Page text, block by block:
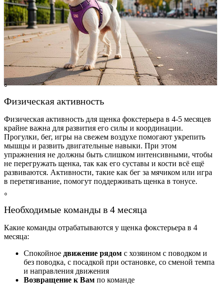
Физическая активность
Физическая активность для щенка фокстерьера в 4-5 месяцев
крайне важна для развития его силы и координации.
Прогулки, бег, игры на свежем воздухе помогают укрепить
мышцы и развить двигательные навыки. При этом
упражнения не должны быть слишком интенсивными, чтобы
не перегружать щенка, так как его суставы и кости всё ещё
развиваются. Активности, такие как бег за мячиком или игра
в перетягивание, помогут поддерживать щенка в тонусе.
Необходимые команды в 4 месяца
Какие команды отрабатываются у щенка фокстерьера в 4
месяца:
Спокойное движение рядом с хозяином с поводком и
без поводка, с посадкой при остановке, со сменой темпа
и направления движения
Возвращение к Вам по команде